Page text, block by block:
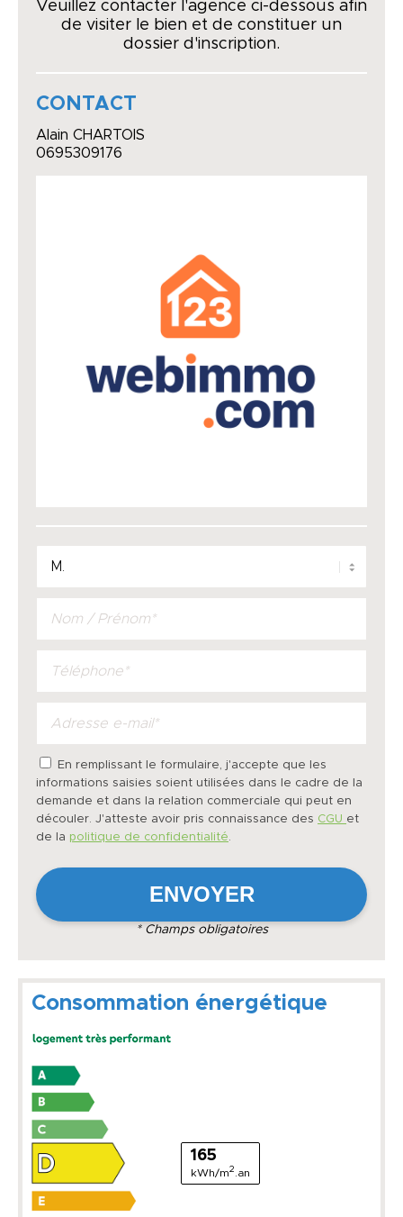
Veuillez contacter l'agence ci-dessous afin
de visiter le bien et de constituer un
dossier d'inscription.
CONTACT
Alain CHARTOIS
0695309176
En remplissant le formulaire, j'accepte que les
informations saisies soient utilisées dans le cadre de la
demande et dans la relation commerciale qui peut en
découler. J'atteste avoir pris connaissance des CGU et
de la politique de confidentialité.
* Champs obligatoires
Consommation énergétique
165
kWh/m2 .an